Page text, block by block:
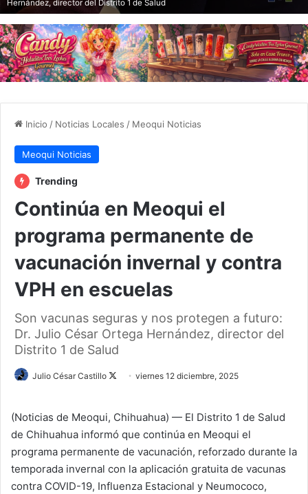
Hernández, director del Distrito 1 de Salud
Inicio / Noticias Locales / Meoqui Noticias
Meoqui Noticias
Trending
Continúa en Meoqui el
programa permanente de
vacunación invernal y contra
VPH en escuelas
Son vacunas seguras y nos protegen a futuro:
Dr. Julio César Ortega Hernández, director del
Distrito 1 de Salud
Julio César Castillo
w
o
n
viernes 12 diciembre, 2025
(Noticias de Meoqui, Chihuahua) — El Distrito 1 de Salud
de Chihuahua informó que continúa en Meoqui el
programa permanente de vacunación, reforzado durante la
temporada invernal con la aplicación gratuita de vacunas
contra COVID-19, Influenza Estacional y Neumococo,